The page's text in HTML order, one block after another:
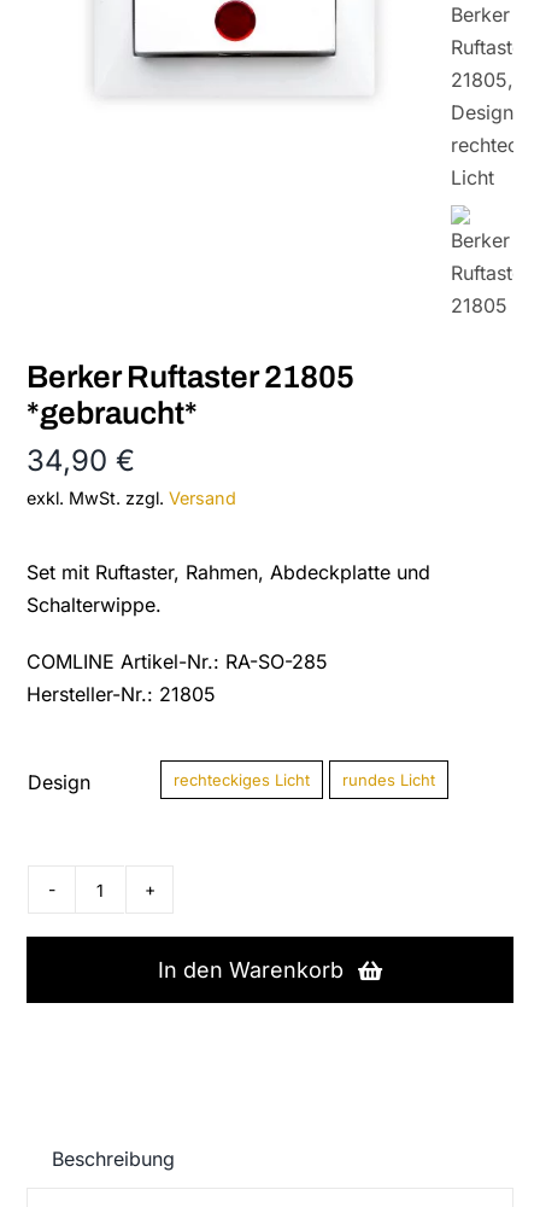
Berker Ruftaster 21805
*gebraucht*
34,90€
exkl. MwSt. zzgl.Versand
Set mit Ruftaster, Rahmen, Abdeckplatte und
Schalterwippe.
COMLINE Artikel-Nr.: RA-SO-285
Hersteller-Nr.: 21805
Design rechteckiges Licht rundes Licht
Berker
Ruftaster
*gebraucht*
In den Warenkorb
Beschreibung